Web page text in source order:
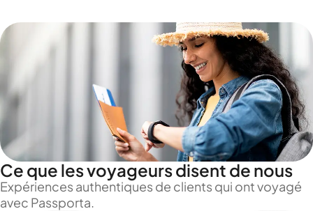
Ce que les voyageurs disent de nous
Expériences authentiques de clients qui ont voyagé
avec Passporta.